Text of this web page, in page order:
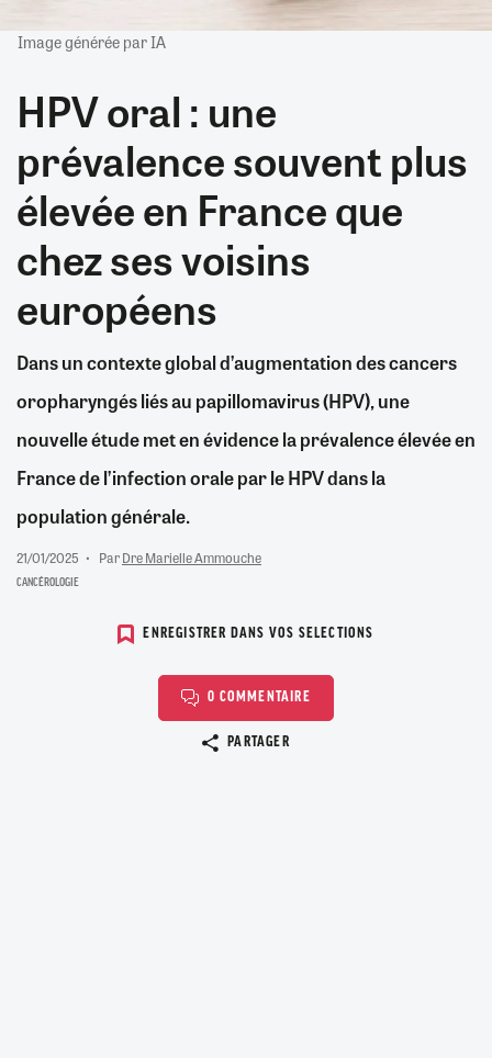
Image générée par IA
HPV oral : une
prévalence souvent plus
élevée en France que
chez ses voisins
européens
Dans un contexte global d’augmentation des cancers
oropharyngés liés au papillomavirus (HPV), une
nouvelle étude met en évidence la prévalence élevée en
France de l’infection orale par le HPV dans la
population générale.
21/01/2025 ParDre Marielle Ammouche
CANCÉROLOGIE
ENREGISTRER DANS VOS SELECTIONS
0 COMMENTAIRE
PARTAGER